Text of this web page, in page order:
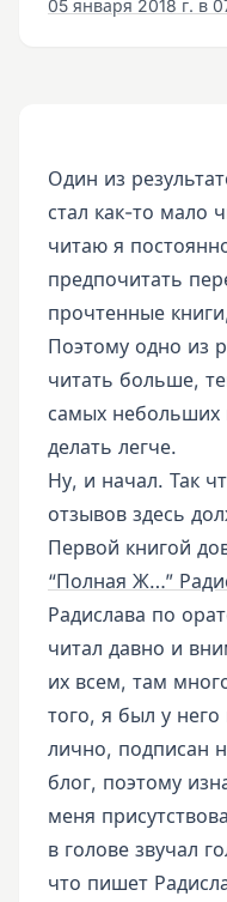
05 января 2018 г. в
Один из
стал как-то мало
читаю я
предпочитать
прочтенные
Поэтому одно из
читать больше,
самых небольших
делать легче.
Ну, и начал. Так
отзывов здесь
Первой книгой
“Полная Ж…”
Радислава по
читал давно и
их всем, там
того, я был у
лично, подписан
блог, поэтому
меня
в голове звучал
что пишет